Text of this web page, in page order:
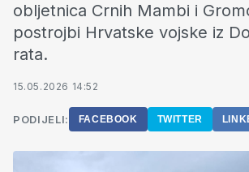
obljetnica Crnih Mambi i
postrojbi Hrvatske vojske iz
rata.
15.05.2026 14:52
PODIJELI: FACEBOOK TWITTER